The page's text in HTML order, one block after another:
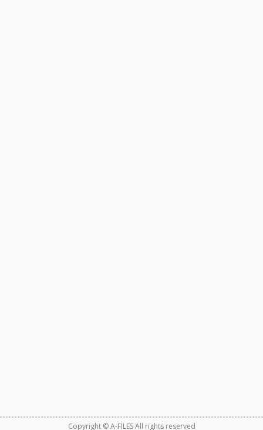
Copyright © A-FILES All rights reserved